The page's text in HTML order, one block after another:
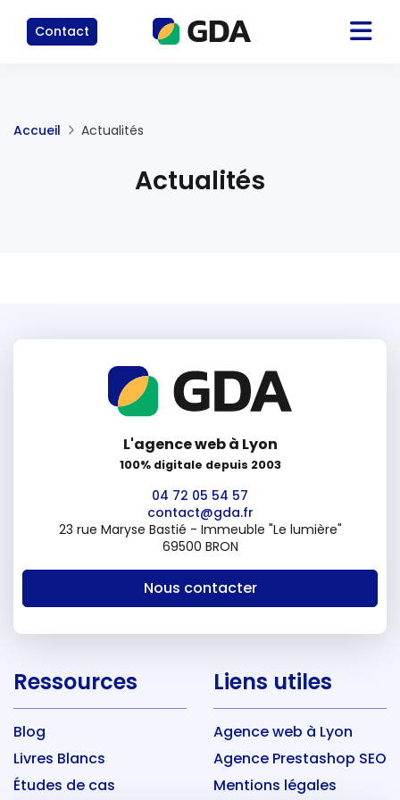
Contact
Accueil Actualités
Actualités
L'agence web à Lyon
100% digitale depuis 2003
04 72 05 54 57
contact@gda.fr
23 rue Maryse Bastié - Immeuble "Le lumière"
69500 BRON
Nous contacter
Ressources
Blog
Livres Blancs
Études de cas
Liens utiles
Agence web à Lyon
Agence Prestashop SEO
Mentions légales